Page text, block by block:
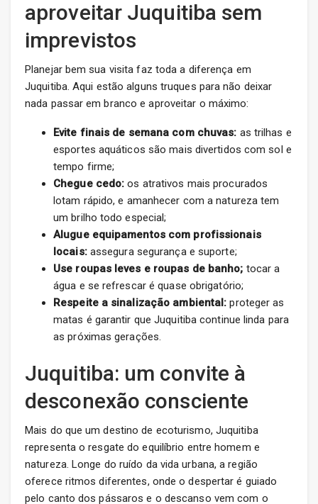
aproveitar Juquitiba sem
imprevistos
Planejar bem sua visita faz toda a diferença em
Juquitiba. Aqui estão alguns truques para não deixar
nada passar em branco e aproveitar o máximo:
Evite finais de semana com chuvas: as trilhas e
esportes aquáticos são mais divertidos com sol e
tempo firme;
Chegue cedo: os atrativos mais procurados
lotam rápido, e amanhecer com a natureza tem
um brilho todo especial;
Alugue equipamentos com profissionais
locais:assegura segurança e suporte;
Use roupas leves e roupas de banho; tocar a
água e se refrescar é quase obrigatório;
Respeite a sinalização ambiental: proteger as
matas é garantir que Juquitiba continue linda para
as próximas gerações.
Juquitiba: um convite à
desconexão consciente
Mais do que um destino de ecoturismo, Juquitiba
representa o resgate do equilíbrio entre homem e
natureza. Longe do ruído da vida urbana, a região
oferece ritmos diferentes, onde o despertar é guiado
pelo canto dos pássaros e o descanso vem com o